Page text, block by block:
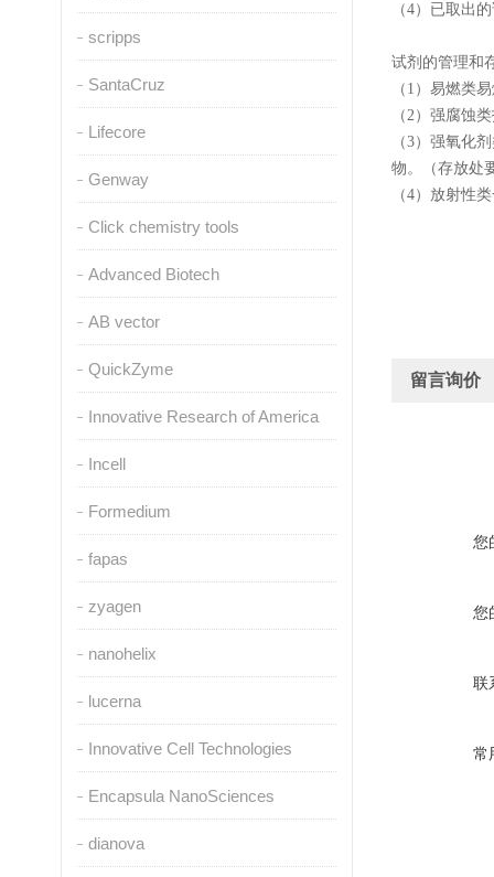
scripps
SantaCruz
Lifecore
Genway
Click chemistry tools
Advanced Biotech
AB vector
QuickZyme
Innovative Research of America
Incell
Formedium
fapas
zyagen
nanohelix
lucerna
Innovative Cell Technologies
Encapsula NanoSciences
dianova
（4）已取出
试剂的管理和
（1）易燃类
（2）强腐蚀
（3）强氧化
物。（存放处
（4）放射性
留言询价
您
您
联
常